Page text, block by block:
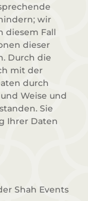
wir
diesem Fall
dieser
Durch die
mit der
durch
Weise und
Sie
Ihrer Daten
Shah Events